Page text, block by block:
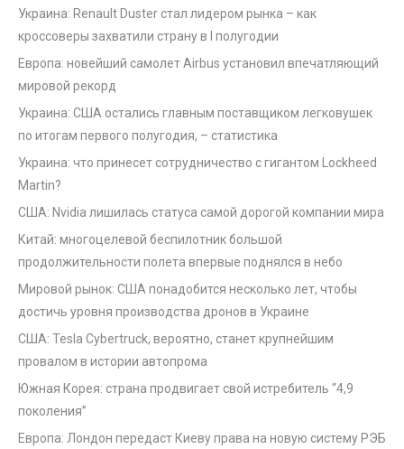
Украина: Renault Duster стал лидером рынка – как
кроссоверы захватили страну в I полугодии
Европа: новейший самолет Airbus установил впечатляющий
мировой рекорд
Украина: США остались главным поставщиком легковушек
по итогам первого полугодия, – статистика
Украина: что принесет сотрудничество с гигантом Lockheed
Martin?
США: Nvidia лишилась статуса самой дорогой компании мира
Китай: многоцелевой беспилотник большой
продолжительности полета впервые поднялся в небо
Мировой рынок: США понадобится несколько лет, чтобы
достичь уровня производства дронов в Украине
США: Tesla Cybertruck, вероятно, станет крупнейшим
провалом в истории автопрома
Южная Корея: страна продвигает свой истребитель “4,9
поколения”
Европа: Лондон передаст Киеву права на новую систему РЭБ